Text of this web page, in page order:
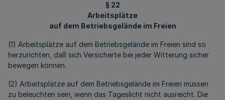
§ 22
Arbeitsplätze
auf dem Betriebsgelände im Freien
(1) Arbeitsplätze auf dem Betriebsgelände im Freien sind so
herzurichten, daß sich Versicherte bei jeder Witterung sicher
bewegen können.
(2) Arbeitsplätze auf dem Betriebsgelände im Freien müssen
zu beleuchten sein, wenn das Tageslicht nicht ausreicht. Die